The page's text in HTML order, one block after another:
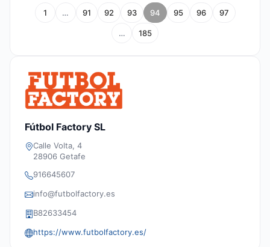
1 … 91 92 93 94 95 96 97
… 185
Fútbol Factory SL
Calle Volta, 4
28906 Getafe
916645607
info@futbolfactory.es
B82633454
https://www.futbolfactory.es/